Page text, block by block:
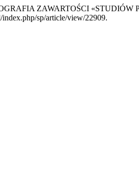
ZAWARTOŚCI «STUDIÓW
index.php/sp/article/view/22909.